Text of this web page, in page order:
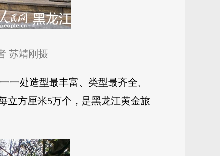
苏靖刚摄
一处造型最丰富、类型最齐全、
立方厘米5万个，是黑龙江黄金旅